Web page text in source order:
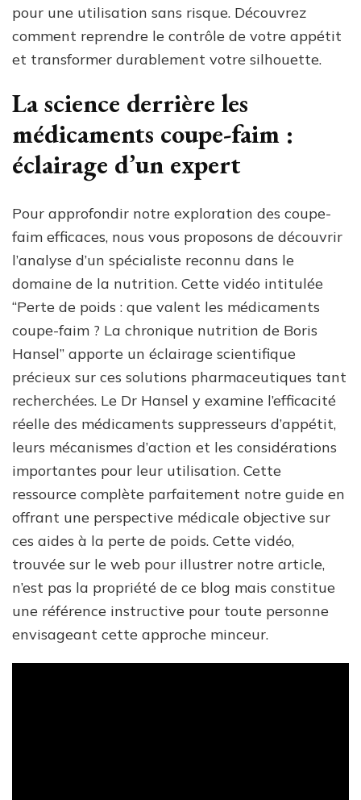
pour une utilisation sans risque. Découvrez
comment reprendre le contrôle de votre appétit
et transformer durablement votre silhouette.
La science derrière les
médicaments coupe-faim :
éclairage d’un expert
Pour approfondir notre exploration des coupe-
faim efficaces, nous vous proposons de découvrir
l’analyse d’un spécialiste reconnu dans le
domaine de la nutrition. Cette vidéo intitulée
“Perte de poids : que valent les médicaments
coupe-faim ? La chronique nutrition de Boris
Hansel” apporte un éclairage scientifique
précieux sur ces solutions pharmaceutiques tant
recherchées. Le Dr Hansel y examine l’efficacité
réelle des médicaments suppresseurs d’appétit,
leurs mécanismes d’action et les considérations
importantes pour leur utilisation. Cette
ressource complète parfaitement notre guide en
offrant une perspective médicale objective sur
ces aides à la perte de poids. Cette vidéo,
trouvée sur le web pour illustrer notre article,
n’est pas la propriété de ce blog mais constitue
une référence instructive pour toute personne
envisageant cette approche minceur.